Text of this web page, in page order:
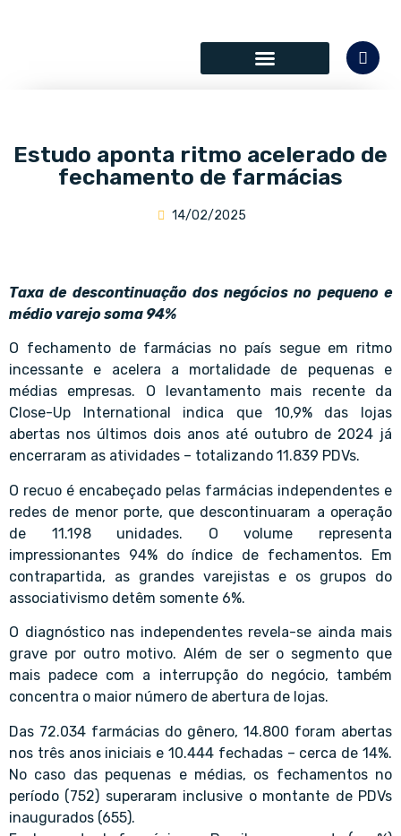
Estudo aponta ritmo acelerado de
fechamento de farmácias
14/02/2025
Taxa de descontinuação dos negócios no pequeno e
médio varejo soma 94%
O fechamento de farmácias no país segue em ritmo
incessante e acelera a mortalidade de pequenas e
médias empresas. O levantamento mais recente da
Close-Up International indica que 10,9% das lojas
abertas nos últimos dois anos até outubro de 2024 já
encerraram as atividades – totalizando 11.839 PDVs.
O recuo é encabeçado pelas farmácias independentes e
redes de menor porte, que descontinuaram a operação
de 11.198 unidades. O volume representa
impressionantes 94% do índice de fechamentos. Em
contrapartida, as grandes varejistas e os grupos do
associativismo detêm somente 6%.
O diagnóstico nas independentes revela-se ainda mais
grave por outro motivo. Além de ser o segmento que
mais padece com a interrupção do negócio, também
concentra o maior número de abertura de lojas.
Das 72.034 farmácias do gênero, 14.800 foram abertas
nos três anos iniciais e 10.444 fechadas – cerca de 14%.
No caso das pequenas e médias, os fechamentos no
período (752) superaram inclusive o montante de PDVs
inaugurados (655).